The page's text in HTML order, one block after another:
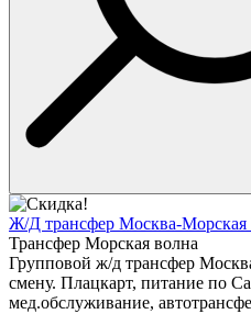
Ж/Д трансфер Москва-Морская
Трансфер Морская волна
Групповой ж/д трансфер
смену. Плацкарт, питание по
мед.обслуживание,